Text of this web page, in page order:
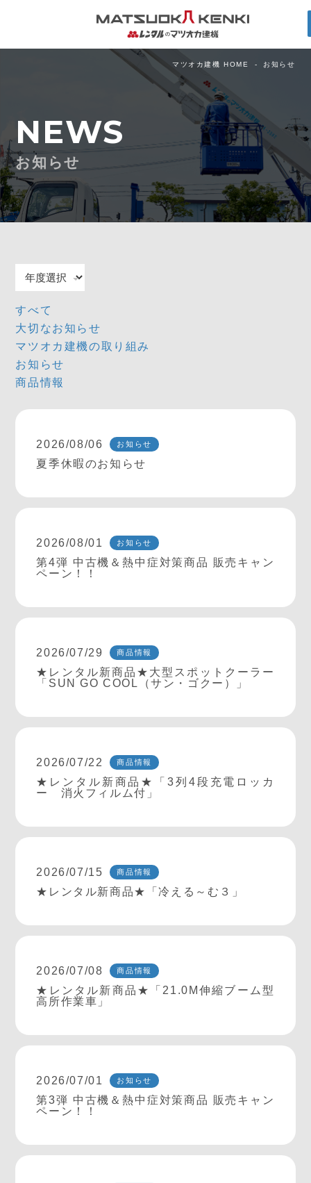
マツオカ建機 HOME お知らせ
NEWS
お知らせ
すべて
大切なお知らせ
マツオカ建機の取り組み
お知らせ
商品情報
2026/08/06 お知らせ
夏季休暇のお知らせ
2026/08/01 お知らせ
第4弾 中古機＆熱中症対策商品 販売キャン
ペーン！！
2026/07/29 商品情報
★レンタル新商品★大型スポットクーラー
「SUN GO COOL（サン・ゴクー）」
2026/07/22 商品情報
★レンタル新商品★「3列4段充電ロッカ
ー 消火フィルム付」
2026/07/15 商品情報
★レンタル新商品★「冷える～む３」
2026/07/08 商品情報
★レンタル新商品★「21.0M伸縮ブーム型
高所作業車」
2026/07/01 お知らせ
第3弾 中古機＆熱中症対策商品 販売キャン
ペーン！！